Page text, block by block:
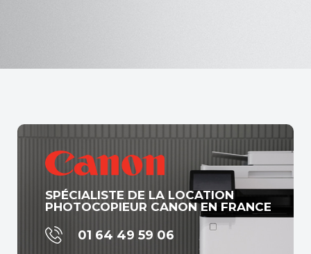
SPÉCIALISTE DE LA LOCATION
PHOTOCOPIEUR CANON EN FRANCE
01 64 49 59 06